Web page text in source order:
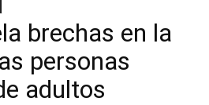
brechas en la
personas
adultos